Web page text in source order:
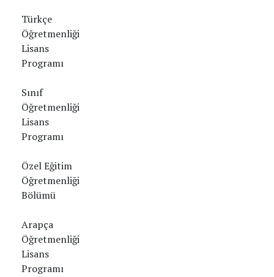
Türkçe
Öğretmenliği
Lisans
Programı
Sınıf
Öğretmenliği
Lisans
Programı
Özel Eğitim
Öğretmenliği
Bölümü
Arapça
Öğretmenliği
Lisans
Programı